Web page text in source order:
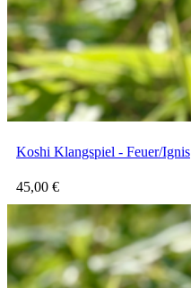
Koshi Klangspiel - Feuer/Ignis
45,00 €